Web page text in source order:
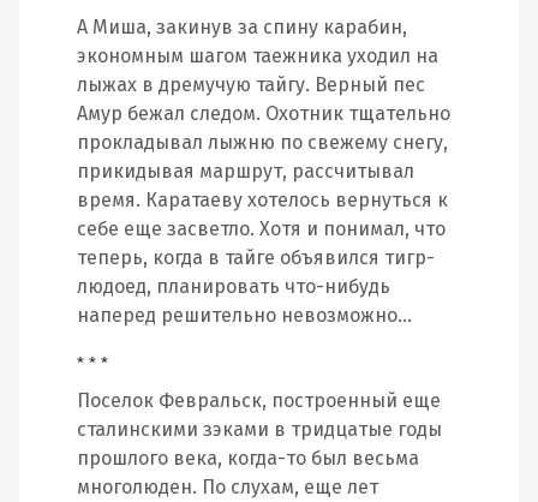
А Миша, закинув за спину карабин,
экономным шагом таежника уходил на
лыжах в дремучую тайгу. Верный пес
Амур бежал следом. Охотник тщательно
прокладывал лыжню по свежему снегу,
прикидывая маршрут, рассчитывал
время. Каратаеву хотелось вернуться к
себе еще засветло. Хотя и понимал, что
теперь, когда в тайге объявился тигр-
людоед, планировать что-нибудь
наперед решительно невозможно…
* * *
Поселок Февральск, построенный еще
сталинскими зэками в тридцатые годы
прошлого века, когда-то был весьма
многолюден. По слухам, еще лет